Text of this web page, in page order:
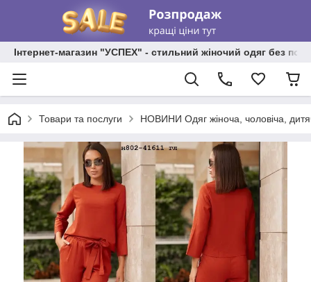
Інтернет-магазин "УСПЕХ" - стильний жіночий одяг без
Товари та послуги НОВИНИ Одяг жіноча, чоловіча,